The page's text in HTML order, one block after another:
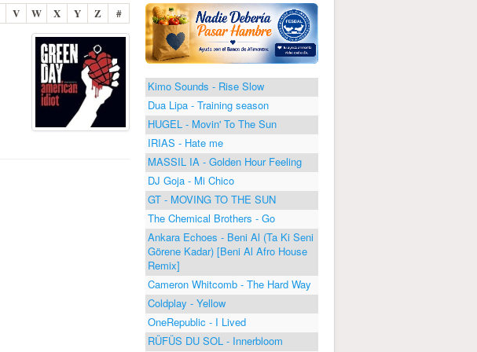
V W X Y Z #
Kimo Sounds - Rise Slow
Dua Lipa - Training season
HUGEL - Movin' To The Sun
IRIAS - Hate me
MASSIL IA - Golden Hour Feeling
DJ Goja - Mi Chico
GT - MOVING TO THE SUN
The Chemical Brothers - Go
Ankara Echoes - Beni Al (Ta Ki Seni
Görene Kadar) [Beni Al Afro House
Remix]
Cameron Whitcomb - The Hard Way
Coldplay - Yellow
OneRepublic - I Lived
RÜFÜS DU SOL - Innerbloom